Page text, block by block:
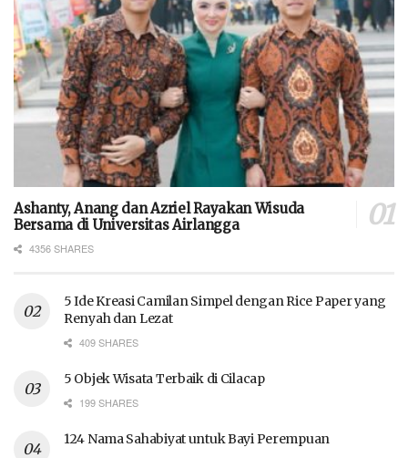
Ashanty, Anang dan Azriel Rayakan Wisuda
Bersama di Universitas Airlangga
4356 SHARES
5 Ide Kreasi Camilan Simpel dengan Rice Paper yang
Renyah dan Lezat
409 SHARES
5 Objek Wisata Terbaik di Cilacap
199 SHARES
124 Nama Sahabiyat untuk Bayi Perempuan